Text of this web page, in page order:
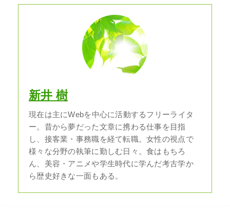
新井 樹
現在は主にWebを中心に活動するフリーライタ
ー。昔から夢だった文章に携わる仕事を目指
し、接客業・事務職を経て転職。女性の視点で
様々な分野の執筆に勤しむ日々。食はもちろ
ん、美容・アニメや学生時代に学んだ考古学か
ら歴史好きな一面もある。